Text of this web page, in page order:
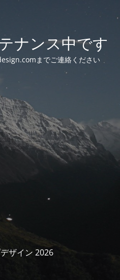
ナンス中です
までご連絡ください
ザイン 2026